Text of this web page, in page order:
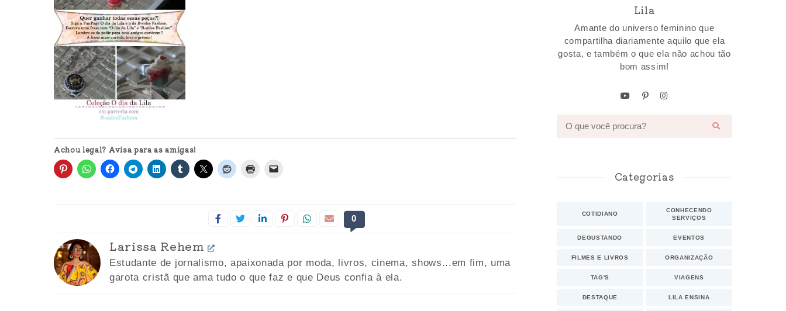
Achou legal? Avisa para as amigas!
0
Larissa Rehem
Estudante de jornalismo, apaixonada por moda, livros, cinema, shows...em fim, uma
garota cristã que ama tudo o que faz e que Deus confia à ela.
Lila
Amante do universo feminino que
compartilha diariamente aquilo que ela
gosta, e também o que ela não achou tão
bom assim!
Categorias
COTIDIANO
CONHECENDO
SERVIÇOS
DEGUSTANDO EVENTOS
FILMES E LIVROS ORGANIZAÇÃO
TAG'S VIAGENS
DESTAQUE LILA ENSINA